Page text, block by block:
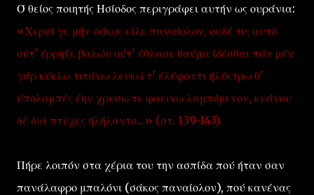
Ό θείος ποιητής Ησίοδος περιγράφει αυτήν ως ουράνια:
«Χερσί γε μήν σάκος είλε παναίολον, ουδέ τις αυτό
ούτ' έρρηξε βαλών ούτ' έθλασε θαύμα ίδέσθαι πάν μέν
γάρ κύκλω τιτάνω λευκώ τ' έλέφαντι ήλέκτρω θ'
ύπολαμπές έην χρυσω τε φαεινω λαμπόμενον, κυάνου
δέ διά πτύχες ήλήλαντο...» (στ. 139-143).
Πήρε λοιπόν στα χέρια του την ασπίδα πού ήταν σαν
πανάλαφρο μπαλόνι (σάκος παναίολον), πού κανένας